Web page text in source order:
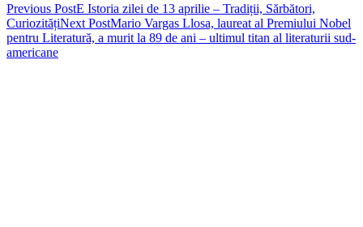
Post
navigation
Previous PostE Istoria zilei de 13 aprilie – Tradiții, Sărbători,
CuriozitățiNext PostMario Vargas Llosa, laureat al Premiului Nobel
pentru Literatură, a murit la 89 de ani – ultimul titan al literaturii sud-
americane